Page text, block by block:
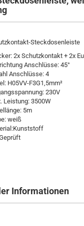
Steckdosenleiste
2x Schutzkontakt + 2x
Anschlüsse: 45°
Anschlüsse: 4
H05VV-F3G1,5mm²
230V
Leistung: 3500W
5m
weiß
Informationen